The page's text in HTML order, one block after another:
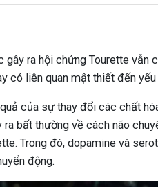
gây ra hội chứng Tourette
có liên quan mật thiết đến
của sự thay đổi các chất
ra bất thường về cách não
Trong đó, dopamine và
động.